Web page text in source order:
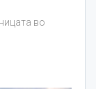
во